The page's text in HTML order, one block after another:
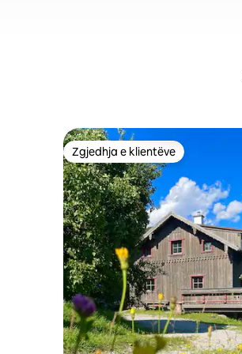
Zgjedhja e klientëve
Zgjedhja e klientëve